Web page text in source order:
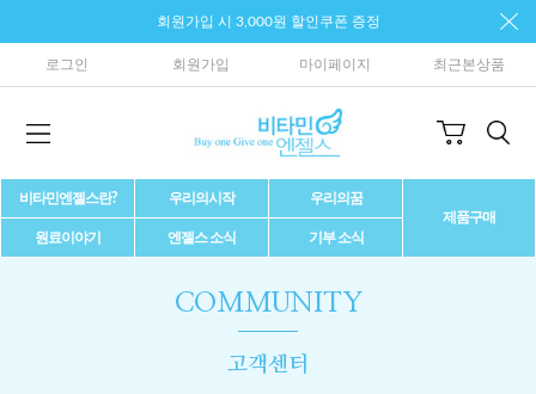
회원가입 시 3,000원 할인쿠폰 증정
로그인 회원가입 마이페이지 최근본상품
비타민엔젤스란? 우리의시작
우리의꿈
제품구매
원료이야기
엔젤스 소식 기부 소식
COMMUNITY
고객센터